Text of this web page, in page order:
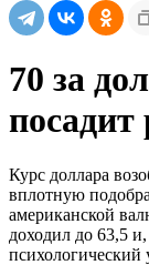
70 за
Курс доллара
вплотную
американской
доходил до 63,5
психологический